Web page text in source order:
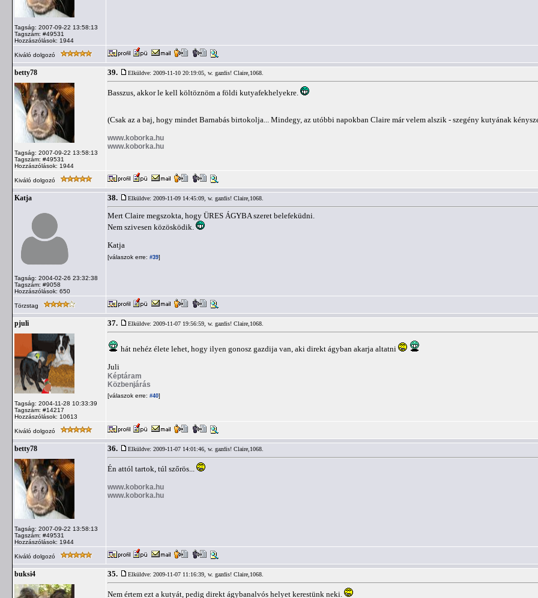
Tagság: 2007-09-22 13:58:13
Tagszám: #49531
Hozzászólások: 1944
Kiváló dolgozó
betty78
Tagság: 2007-09-22 13:58:13
Tagszám: #49531
Hozzászólások: 1944
39. Elküldve: 2009-11-10 20:19:05, w. gazdis! Claire,1068.
Basszus, akkor le kell költöznöm a földi kutyafekhelyekre.
(Csak az a baj, hogy mindet Barnabás birtokolja... Mindegy, az utóbbi napokban Claire már velem alszik - szegény kutyának
www.koborka.hu
www.koborka.hu
Kiváló dolgozó
Katja
Tagság: 2004-02-26 23:32:38
Tagszám: #9058
Hozzászólások: 650
38. Elküldve: 2009-11-09 14:45:09, w. gazdis! Claire,1068.
Mert Claire megszokta, hogy ÜRES ÁGYBA szeret belefeküdni.
Nem szivesen közösködik.
Katja
[válaszok erre: #39]
Törzstag
pjuli
Tagság: 2004-11-28 10:33:39
Tagszám: #14217
Hozzászólások: 10613
37. Elküldve: 2009-11-07 19:56:59, w. gazdis! Claire,1068.
hát nehéz élete lehet, hogy ilyen gonosz gazdija van, aki direkt ágyban akarja altatni
Juli
Képtáram
Közbenjárás
[válaszok erre: #40]
Kiváló dolgozó
betty78
Tagság: 2007-09-22 13:58:13
Tagszám: #49531
Hozzászólások: 1944
36. Elküldve: 2009-11-07 14:01:46, w. gazdis! Claire,1068.
Én attól tartok, túl szőrös...
www.koborka.hu
www.koborka.hu
Kiváló dolgozó
buksi4 35. Elküldve: 2009-11-07 11:16:39, w. gazdis! Claire,1068.
Nem értem ezt a kutyát, pedig direkt ágybanalvós helyet kerestünk neki.